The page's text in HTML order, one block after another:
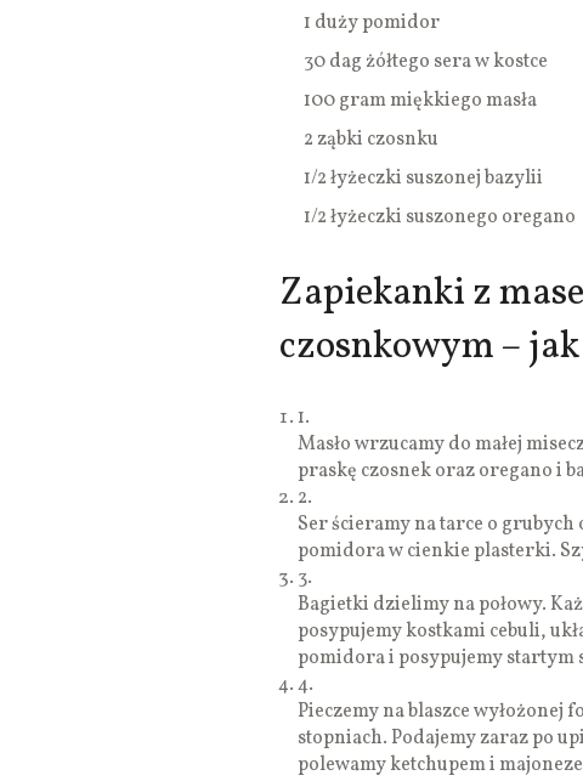
1 duży pomidor
30 dag żółtego sera w kostce
100 gram miękkiego masła
2 ząbki czosnku
1/2 łyżeczki suszonej bazylii
1/2 łyżeczki suszonego oregano
Zapiekanki z
czosnkowym –
1.
Masło wrzucamy do małej
praskę czosnek oraz oregano i
2.
Ser ścieramy na tarce o
pomidora w cienkie plasterki.
3.
Bagietki dzielimy na połowy.
posypujemy kostkami cebuli,
pomidora i posypujemy startym
4.
Pieczemy na blaszce
stopniach. Podajemy zaraz po
polewamy ketchupem i